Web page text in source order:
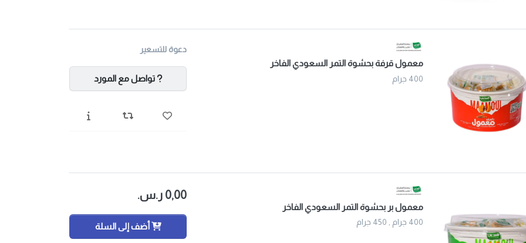
معمول قرفة بحشوة التمر السعودي الفاخر
400 جرام
دعوة للتسعير
تواصل مع المورد
معمول بر بحشوة التمر السعودي الفاخر
400 جرام , 450 جرام
0٫00 ر.س.‏
أضف إلى السلة